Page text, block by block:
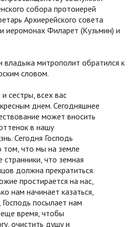
собора протоиерей
Архиерейского совета
иеромонах Филарет (Кузьмин) и
владыка митрополит обратился к
словом.
сестры, всех вас
днем. Сегодняшнее
может вносить
в нашу
Сегодня Господь
том, что мы на земле
что земная
должна прекратиться.
простирается на нас,
нам начинает казаться,
посылает нам
время, чтобы
очистить душу и